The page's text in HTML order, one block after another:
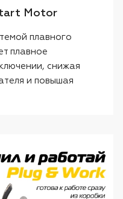
Motor
плавного
плавное
снижая
и повышая